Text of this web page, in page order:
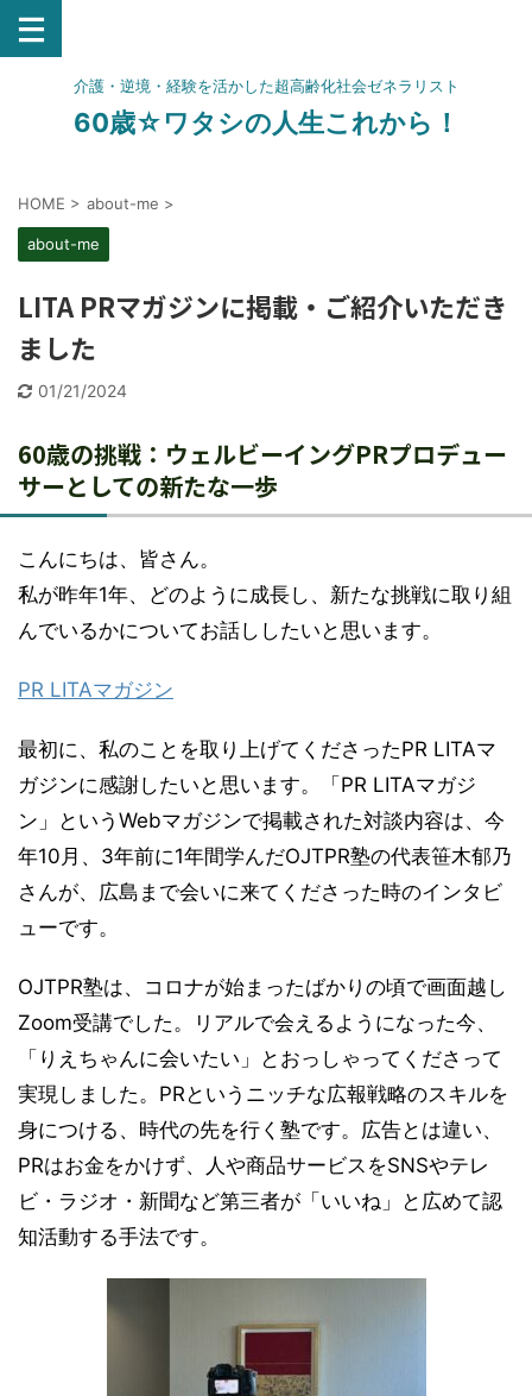
介護・逆境・経験を活かした超高齢化社会ゼネラリスト
60歳☆ワタシの人生これから！
HOME > about-me >
about-me
LITA PRマガジンに掲載・ご紹介いただき
ました
01/21/2024
60歳の挑戦：ウェルビーイングPRプロデュー
サーとしての新たな一歩
こんにちは、皆さん。
私が昨年1年、どのように成長し、新たな挑戦に取り組
んでいるかについてお話ししたいと思います。
PR LITAマガジン
最初に、私のことを取り上げてくださったPR LITAマ
ガジンに感謝したいと思います。「PR LITAマガジ
ン」というWebマガジンで掲載された対談内容は、今
年10月、3年前に1年間学んだOJTPR塾の代表笹木郁乃
さんが、広島まで会いに来てくださった時のインタビ
ューです。
OJTPR塾は、コロナが始まったばかりの頃で画面越し
Zoom受講でした。リアルで会えるようになった今、
「りえちゃんに会いたい」とおっしゃってくださって
実現しました。PRというニッチな広報戦略のスキルを
身につける、時代の先を行く塾です。広告とは違い、
PRはお金をかけず、人や商品サービスをSNSやテレ
ビ・ラジオ・新聞など第三者が「いいね」と広めて認
知活動する手法です。